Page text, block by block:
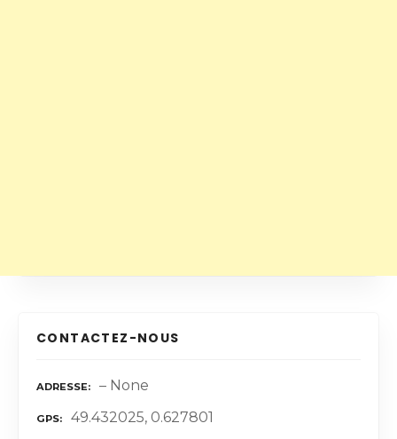
CONTACTEZ-NOUS
ADRESSE – None
GPS 49.432025, 0.627801